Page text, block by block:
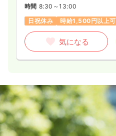
時間 8:30～13:00
日祝休み
時給1,500円以上可
気になる